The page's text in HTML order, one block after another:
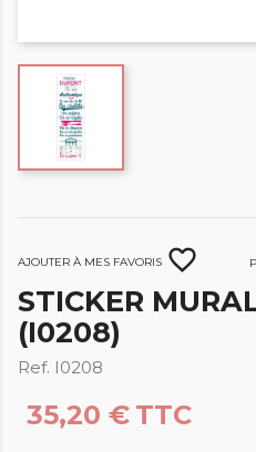
Ajouter à mes favoris favorite_border
STICKER
(I0208)
Ref. I0208
35,20 € TTC